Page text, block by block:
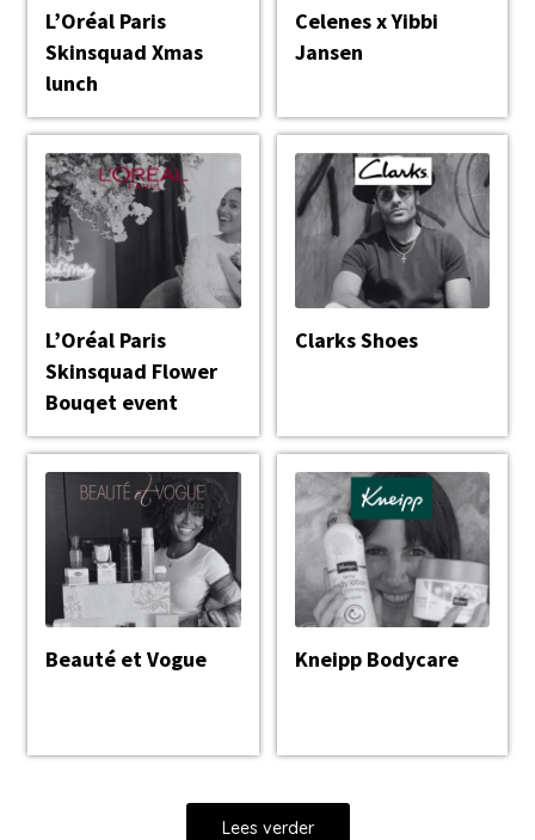
L’Oréal Paris
Skinsquad Xmas
lunch
Celenes x Yibbi
Jansen
L’Oréal Paris
Skinsquad Flower
Bouqet event
Clarks Shoes
Beauté et Vogue Kneipp Bodycare
Lees verder